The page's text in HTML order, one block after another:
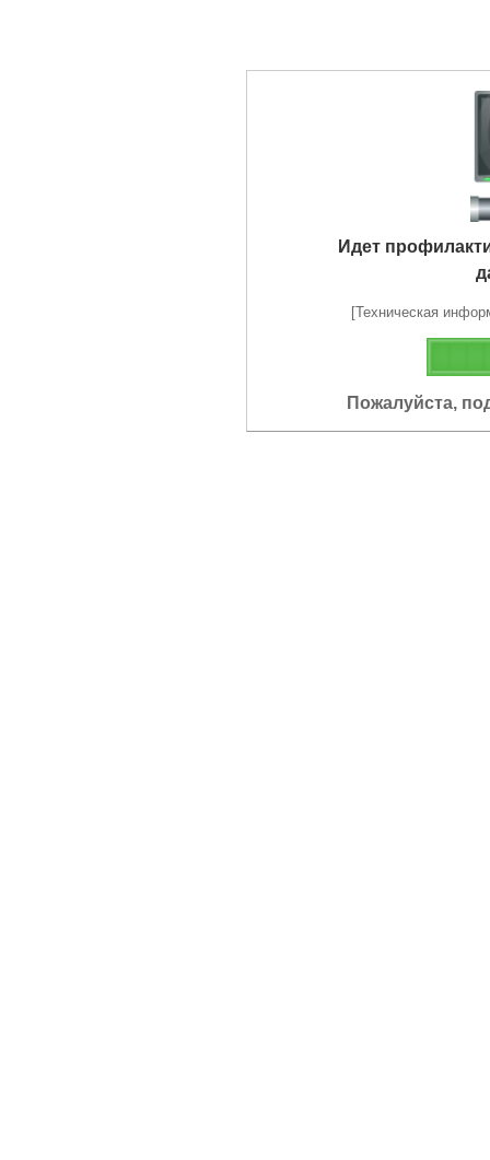
Идет
[Техническая
Пожалуйста,